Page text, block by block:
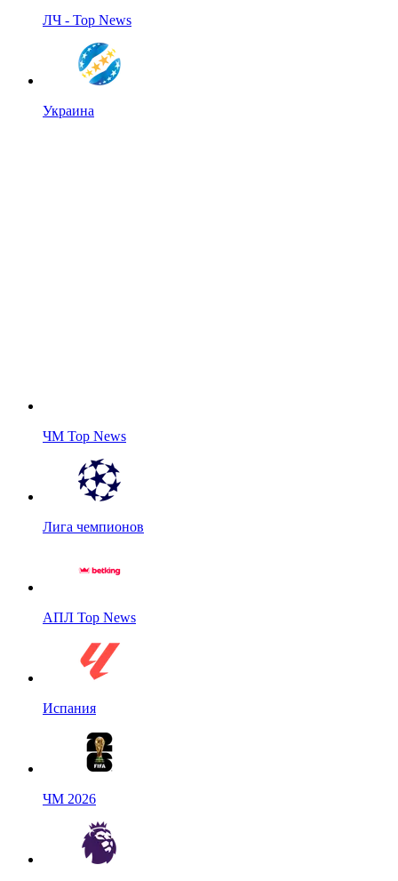
ЛЧ - Top News
Украина
ЧМ Top News
Лига чемпионов
АПЛ Top News
Испания
ЧМ 2026